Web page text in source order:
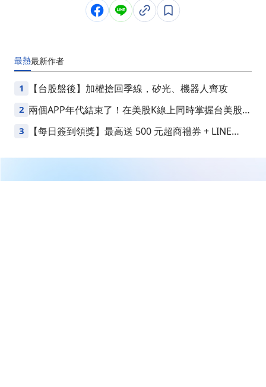
最熱最新作者
1 【台股盤後】加權搶回季線，矽光、機器人齊攻
2 兩個APP年代結束了！在美股K線上同時掌握台美股損
益
3
【每日簽到領獎】最高送 500 元超商禮券 + LINE